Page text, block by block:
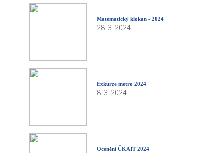
Matematický klokan - 2024
28. 3. 2024
Exkurze metro 2024
8. 3. 2024
Ocenění ČKAIT 2024